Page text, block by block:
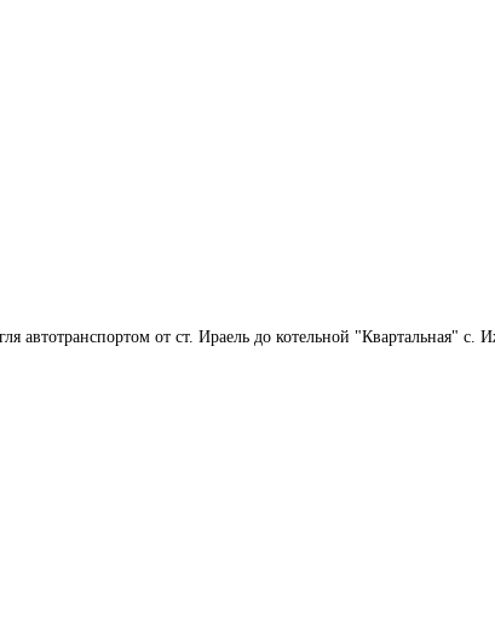
автотранспортом от ст. Ираель до котельной "Квартальная" с.